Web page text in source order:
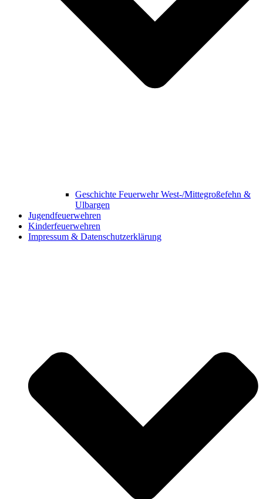
Geschichte Feuerwehr West-/Mittegroßefehn &
Ulbargen
Jugendfeuerwehren
Kinderfeuerwehren
Impressum & Datenschutzerklärung